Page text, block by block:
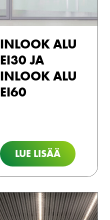
INLOOK ALU
EI30 JA
INLOOK ALU
EI60
LUE LISÄÄ